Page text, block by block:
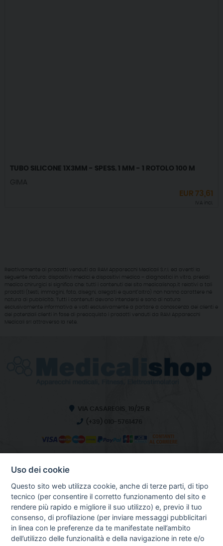
TUBO SILICONE 1X3MM - SPESS. 1 MM - 1 ROTOLO 100 M
GIMA
EUR73,61
IVA incl.
Relativamente ai prodotti venduti da RAM Apparecchi Medicali S.r.l. ed aventi la
seguente natura: dispositivi medici e dispositivi medico – diagnostici in vitro, presidi
medico chirurgici si significa che: tutti i contenuti del sito medicalishop.it relativi a tali
prodotti (testi, immagini, foto, disegni, allegati e quant’altro) non hanno carattere né
natura di pubblicità. Tutti i contenuti devono intendersi e sono di natura
esclusivamente informativa e volti esclusivamente a portare a conoscenza dei clienti e
dei potenziali clienti in fase di preacquisto i prodotti venduti da RAM Apparecchi
Medicali srl attraverso la rete.
VIA CASAREGIS, 19/25 R
(+39) 010-5761476
HOME
CHI SIAMO
NOTIZIE
CONTATTI
Uso dei cookie
Questo sito web utilizza cookie, anche di terze parti, di tipo
tecnico (per consentire il corretto funzionamento del sito e
rendere più rapido e migliore il suo utilizzo) e, previo il tuo
consenso, di profilazione (per inviare messaggi pubblicitari
in linea con le preferenze da te manifestate nell’ambito
dell’utilizzo delle funzionalità e della navigazione in rete e/o